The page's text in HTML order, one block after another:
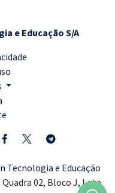
e Educação S/A
Tecnologia e Educação
Quadra 02, Bloco J, Lote